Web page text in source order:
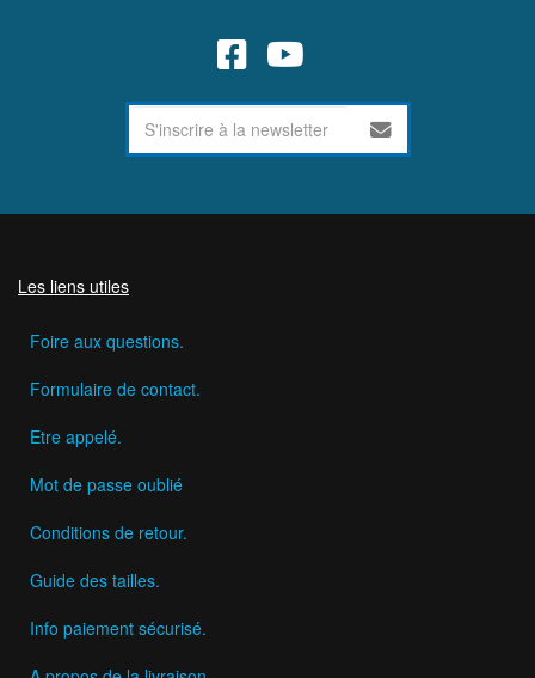
Les liens utiles
Foire aux questions.
Formulaire de contact.
Etre appelé.
Mot de passe oublié
Conditions de retour.
Guide des tailles.
Info paiement sécurisé.